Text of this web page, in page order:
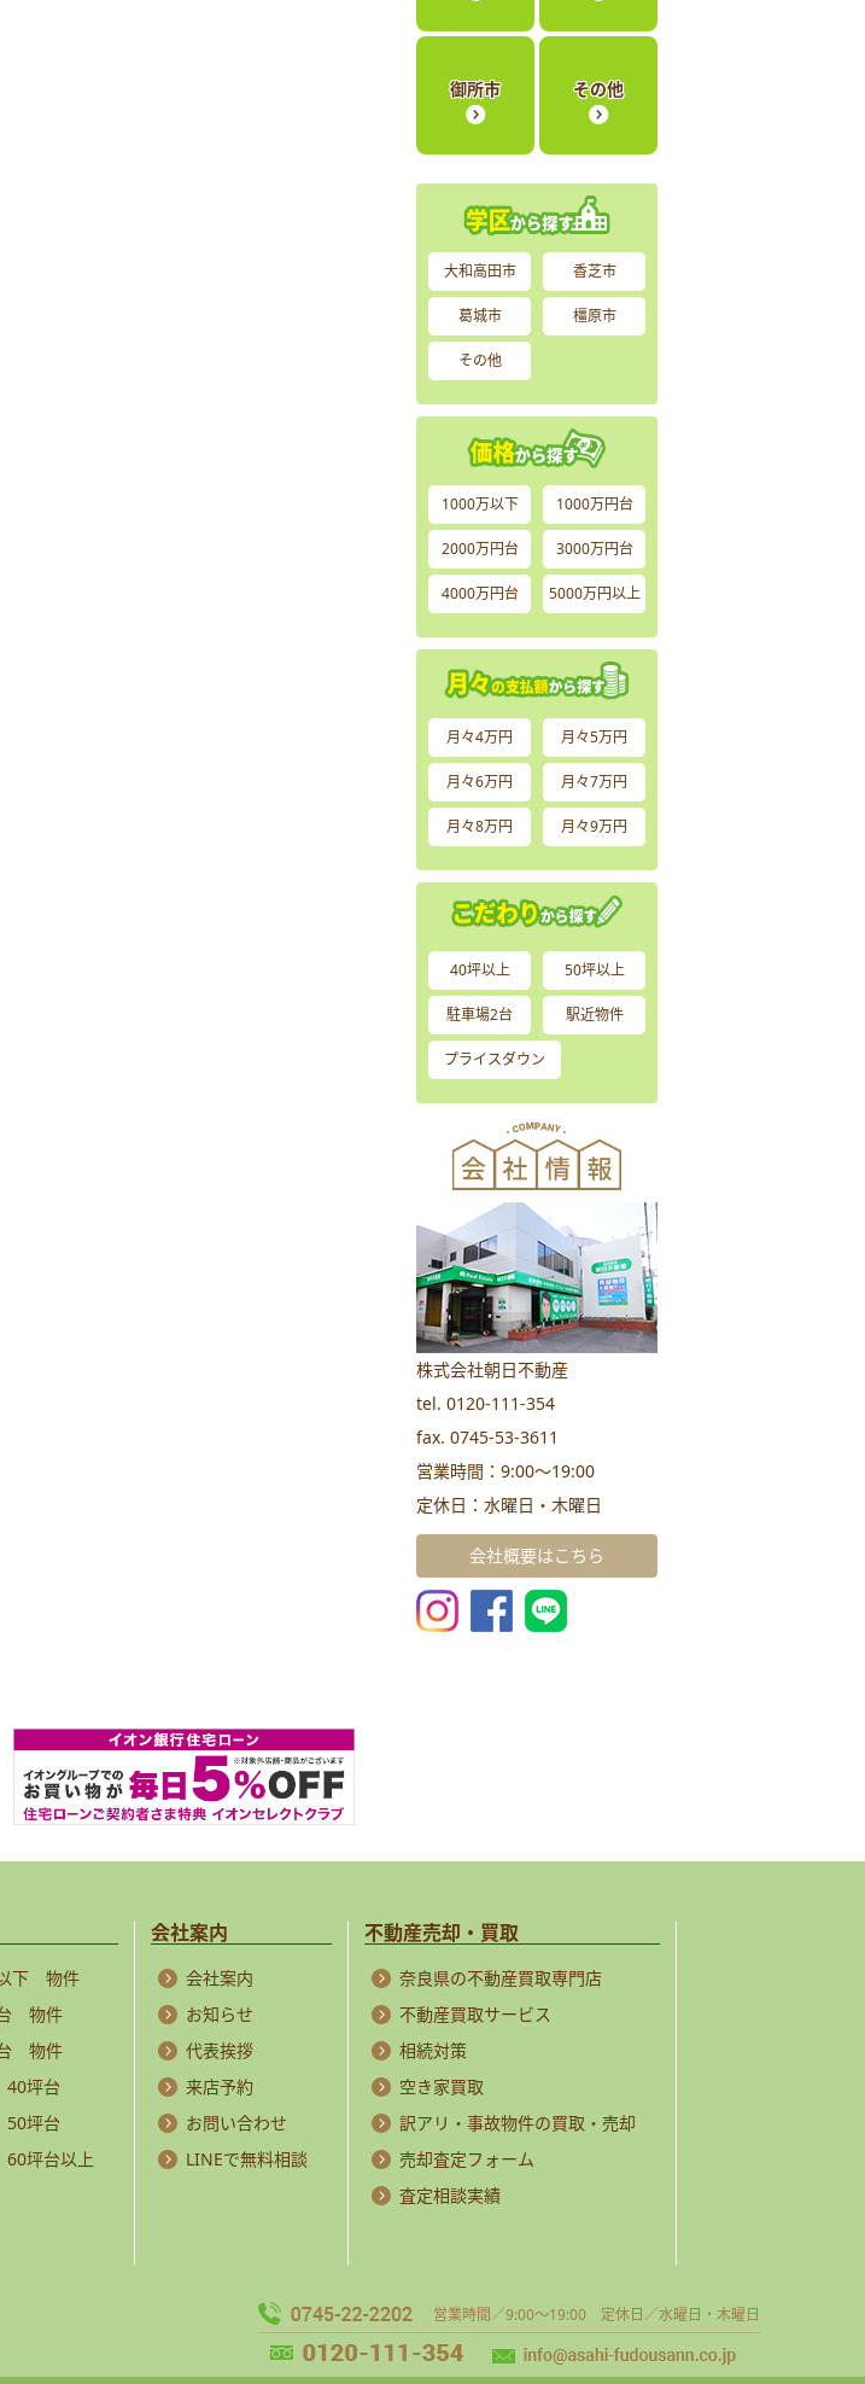
御所市 その他
大和高田市 香芝市
葛城市 橿原市
その他
1000万以下 1000万円台
2000万円台 3000万円台
4000万円台 5000万円以上
月々4万円 月々5万円
月々6万円 月々7万円
月々8万円 月々9万円
40坪以上 50坪以上
駐車場2台 駅近物件
プライスダウン
株式会社朝日不動産
tel. 0120-111-354
fax. 0745-53-3611
営業時間：9:00～19:00
定休日：水曜日・木曜日
会社概要はこちら
下 物件
物件
物件
坪台
坪台
坪台以上
会社案内
会社案内
お知らせ
代表挨拶
来店予約
お問い合わせ
LINEで無料相談
不動産売却・買取
奈良県の不動産買取専門店
不動産買取サービス
相続対策
空き家買取
訳アリ・事故物件の買取・売却
売却査定フォーム
査定相談実績
営業時間／9:00～19:00 定休日／水曜日・木曜日